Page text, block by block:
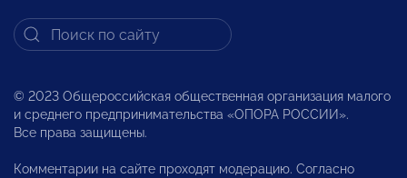
© 2023 Общероссийская общественная организация малого
и среднего предпринимательства «ОПОРА РОССИИ».
Все права защищены.
Комментарии на сайте проходят модерацию. Согласно